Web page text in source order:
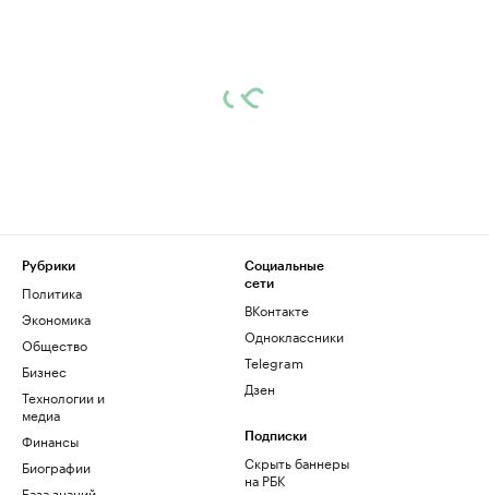
Рубрики
Политика
Экономика
Общество
Бизнес
Технологии и
медиа
Финансы
Биографии
Социальные
сети
ВКонтакте
Одноклассники
Telegram
Дзен
Подписки
Скрыть баннеры
на РБК